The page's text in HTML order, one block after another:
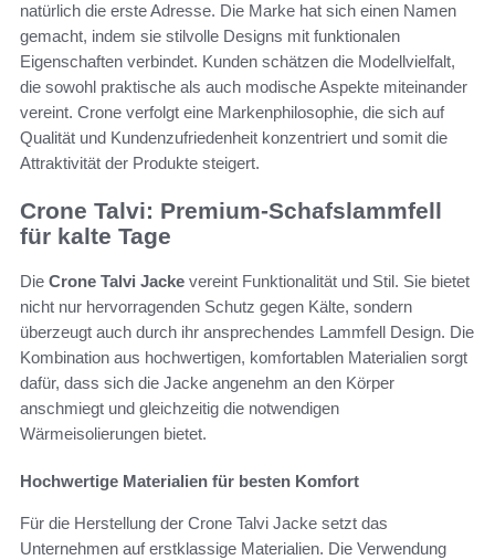
natürlich die erste Adresse. Die Marke hat sich einen Namen
gemacht, indem sie stilvolle Designs mit funktionalen
Eigenschaften verbindet. Kunden schätzen die Modellvielfalt,
die sowohl praktische als auch modische Aspekte miteinander
vereint. Crone verfolgt eine Markenphilosophie, die sich auf
Qualität und Kundenzufriedenheit konzentriert und somit die
Attraktivität der Produkte steigert.
Crone Talvi: Premium-Schafslammfell
für kalte Tage
Die Crone Talvi Jacke vereint Funktionalität und Stil. Sie bietet
nicht nur hervorragenden Schutz gegen Kälte, sondern
überzeugt auch durch ihr ansprechendes Lammfell Design. Die
Kombination aus hochwertigen, komfortablen Materialien sorgt
dafür, dass sich die Jacke angenehm an den Körper
anschmiegt und gleichzeitig die notwendigen
Wärmeisolierungen bietet.
Hochwertige Materialien für besten Komfort
Für die Herstellung der Crone Talvi Jacke setzt das
Unternehmen auf erstklassige Materialien. Die Verwendung